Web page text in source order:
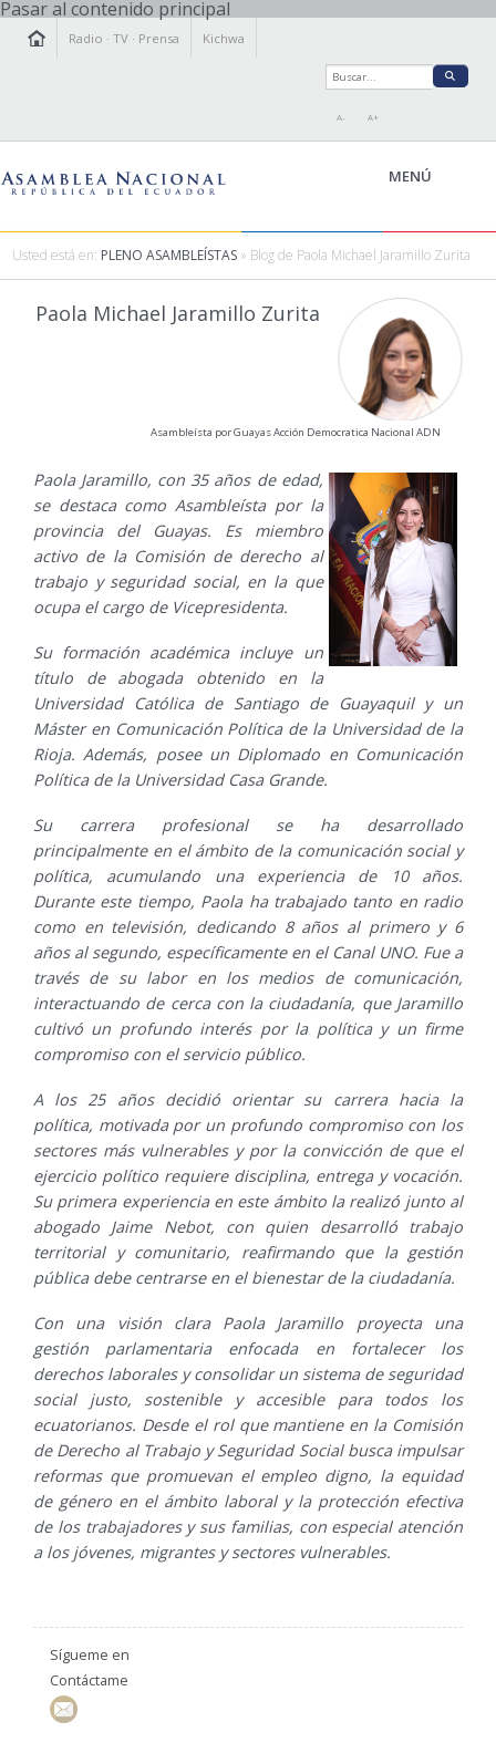
Pasar al contenido principal
Radio ·TV · Prensa Kichwa
A- A+
MENÚ
Usted está en: PLENO ASAMBLEÍSTAS » Blog de Paola Michael Jaramillo Zurita
Paola Michael Jaramillo Zurita
Asambleísta por Guayas Acción Democratica Nacional ADN
Paola Jaramillo, con 35 años de edad,
se destaca como Asambleísta por la
provincia del Guayas. Es miembro
activo de la Comisión de derecho al
trabajo y seguridad social, en la que
ocupa el cargo de Vicepresidenta.
Su formación académica incluye un
título de abogada obtenido en la
Universidad Católica de Santiago de Guayaquil y un
Máster en Comunicación Política de la Universidad de la
Rioja. Además, posee un Diplomado en Comunicación
Política de la Universidad Casa Grande.
Su carrera profesional se ha desarrollado
principalmente en el ámbito de la comunicación social y
política, acumulando una experiencia de 10 años.
Durante este tiempo, Paola ha trabajado tanto en radio
como en televisión, dedicando 8 años al primero y 6
años al segundo, específicamente en el Canal UNO. Fue a
través de su labor en los medios de comunicación,
interactuando de cerca con la ciudadanía, que Jaramillo
cultivó un profundo interés por la política y un firme
compromiso con el servicio público.
A los 25 años decidió orientar su carrera hacia la
política, motivada por un profundo compromiso con los
sectores más vulnerables y por la convicción de que el
ejercicio político requiere disciplina, entrega y vocación.
Su primera experiencia en este ámbito la realizó junto al
abogado Jaime Nebot, con quien desarrolló trabajo
territorial y comunitario, reafirmando que la gestión
pública debe centrarse en el bienestar de la ciudadanía.
Con una visión clara Paola Jaramillo proyecta una
gestión parlamentaria enfocada en fortalecer los
derechos laborales y consolidar un sistema de seguridad
social justo, sostenible y accesible para todos los
ecuatorianos. Desde el rol que mantiene en la Comisión
de Derecho al Trabajo y Seguridad Social busca impulsar
reformas que promuevan el empleo digno, la equidad
de género en el ámbito laboral y la protección efectiva
de los trabajadores y sus familias, con especial atención
a los jóvenes, migrantes y sectores vulnerables.
Sígueme en
Contáctame